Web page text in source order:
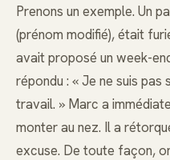
Prenons un exemple. Un
(prénom modifié), était
avait proposé un week-
répondu : « Je ne suis pas
travail. » Marc a
monter au nez. Il a
excuse. De toute façon,